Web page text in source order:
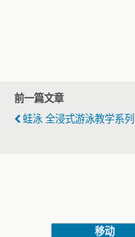
前一篇文章
蛙泳 全浸式游泳教学系列
移动